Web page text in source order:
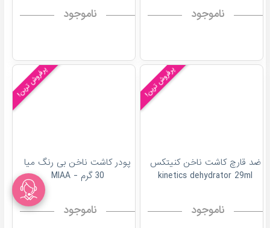
ناموجود ناموجود
پرفروش ترین!
ضد قارچ کاشت ناخن کنیتکس
kinetics dehydrator 29ml
ناموجود
پرفروش ترین!
پودر کاشت ناخن بی رنگ میا
30 گرم - MIAA
ناموجود